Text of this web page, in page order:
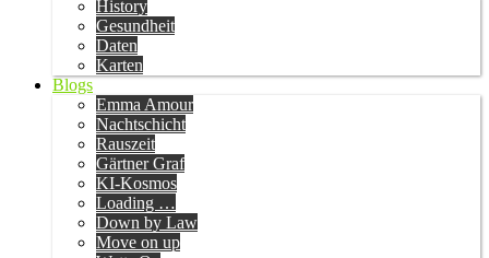
History
Gesundheit
Daten
Karten
Blogs
Emma Amour
Nachtschicht
Rauszeit
Gärtner Graf
KI-Kosmos
Loading …
Down by Law
Move on up